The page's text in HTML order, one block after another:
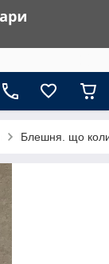
Блешня. що